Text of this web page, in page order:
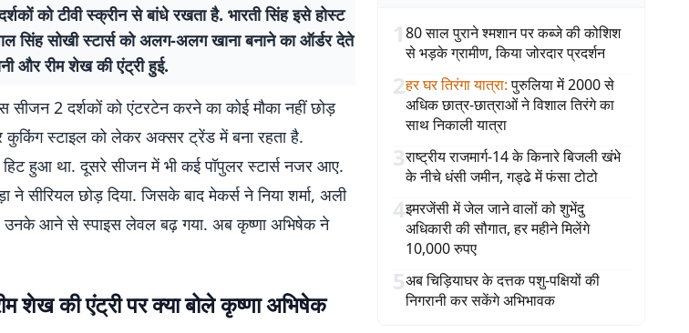
को टीवी स्क्रीन से बांधे रखता है. भारती सिंह इसे होस्ट
सिंह सोखी स्टार्स को अलग-अलग खाना बनाने का ऑर्डर देते
और रीम शेख की एंट्री हुई.
2 दर्शकों को एंटरटेन करने का कोई मौका नहीं छोड़
कुकिंग स्टाइल को लेकर अक्सर ट्रेंड में बना रहता है.
हिट हुआ था. दूसरे सीजन में भी कई पॉपुलर स्टार्स नजर आए.
ने सीरियल छोड़ दिया. जिसके बाद मेकर्स ने निया शर्मा, अली
उनके आने से स्पाइस लेवल बढ़ गया. अब कृष्णा अभिषेक ने
शेख की एंट्री पर क्या बोले कृष्णा अभिषेक
180 साल पुराने श्मशान पर कब्जे की कोशिश
से भड़के ग्रामीण, किया जोरदार प्रदर्शन
2हर घर तिरंगा यात्रा: पुरुलिया में 2000 से
अधिक छात्र-छात्राओं ने विशाल तिरंगे का
साथ निकाली यात्रा
3राष्ट्रीय राजमार्ग-14 के किनारे बिजली खंभे
के नीचे धंसी जमीन, गड्ढे में फंसा टोटो
4इमरजेंसी में जेल जाने वालों को शुभेंदु
अधिकारी की सौगात, हर महीने मिलेंगे
10,000 रुपए
5अब चिड़ियाघर के दत्तक पशु-पक्षियों की
निगरानी कर सकेंगे अभिभावक